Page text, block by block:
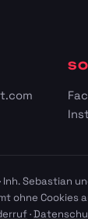
Inh. Sebastian
ohne Cookies
·